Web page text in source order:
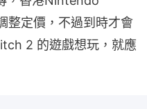
整定價，不過到時才會
2 的遊戲想玩，就應